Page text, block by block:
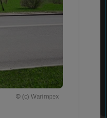
© (c) Warimpex